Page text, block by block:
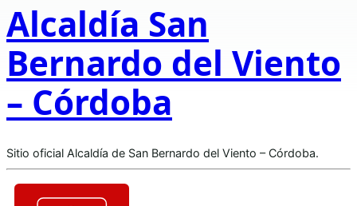
Alcaldía San
Bernardo del Viento
– Córdoba
Sitio oficial Alcaldía de San Bernardo del Viento – Córdoba.